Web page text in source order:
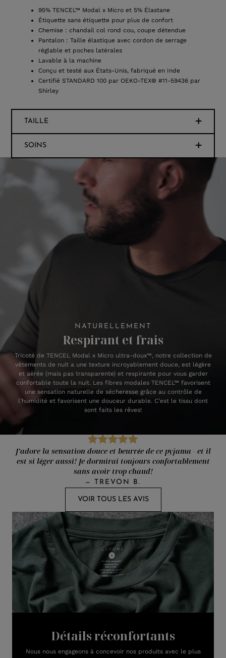
95% TENCEL™ Modal x Micro et 5% Élastane
Étiquette sans étiquette pour plus de confort
Chemise : chandail col rond cou, coupe détendue
Pantalon : Taille élastique avec cordon de serrage
réglable et poches latérales
Lavable à la machine
Conçu et testé aux États-Unis, fabriqué en Inde
Certifié STANDARD 100 par OEKO-TEX® #11-59436 par
Shirley
TAILLE
SOINS
NATURELLEMENT
Respirant et frais
Tricoté de TENCEL Modal x Micro ultra-doux™, notre collection de
vêtements de nuit a une texture incroyablement douce, est légère
et aérée (mais pas transparente) et respirante pour vous garder
confortable toute la nuit. Les fibres modales TENCEL™ favorisent
une sensation naturelle de sécheresse grâce au contrôle de
l’humidité et favorisent une douceur durable. C’est le tissu dont
sont faits les rêves!
J’adore la sensation douce et beurrée de ce pyjama - et il
est si léger aussi! Je dormirai toujours confortablement
sans avoir trop chaud!
— TREVON B.
VOIR TOUS LES AVIS
Détails réconfortants
Nous nous engageons à concevoir nos produits avec le plus